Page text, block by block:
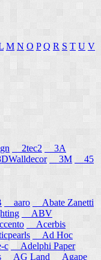
M N O P Q R S T U V
2tec2
3A
3M
45
aaro
Abate Zanetti
ABV
Acerbis
Ad Hoc
c
Adelphi Paper
AG Land Agape